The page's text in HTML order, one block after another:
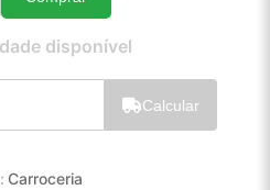
Quantidade
disponível
Calcular
Carroceria